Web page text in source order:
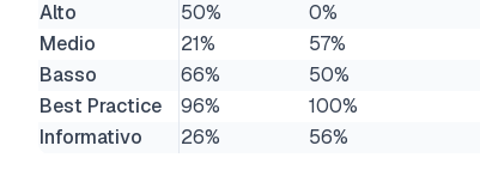
Alto
50% 0%
Medio
21% 57%
Basso
66% 50%
Best Practice
96% 100%
Informativo
26% 56%